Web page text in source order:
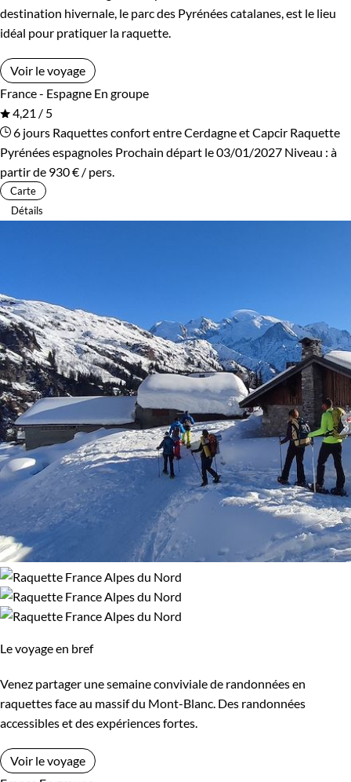
destination hivernale, le parc des Pyrénées catalanes, est le lieu
idéal pour pratiquer la raquette.
Voir le voyage
France - Espagne En groupe
4,21 / 5
6 jours Raquettes confort entre Cerdagne et Capcir Raquette
Pyrénées espagnoles Prochain départ le 03/01/2027 Niveau : à
partir de 930 € / pers.
Carte
Détails
Le voyage en bref
Venez partager une semaine conviviale de randonnées en
raquettes face au massif du Mont-Blanc. Des randonnées
accessibles et des expériences fortes.
Voir le voyage